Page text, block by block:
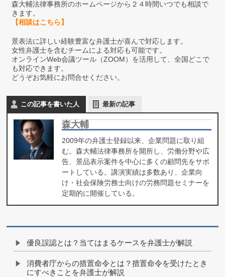
森大輔法律事務所のホームページから２４時間いつでも相談で
きます。
【相談はこちら】
景表法に詳しい経験豊富な弁護士が喜んで対応します。
女性弁護士を含むチームによる対応も可能です。
オンラインWeb会議ツール（ZOOM）を活用して、全国どこで
も対応できます。
どうぞお気軽にお問合せください。
この記事を書いた人 最新の記事
森大輔
2009年の弁護士登録以来、企業問題に取り組
む。森大輔法律事務所を開所し、労働分野や広
告、景品表示案件を中心に多くの顧問先をサポ
ートしている。講演実績は多数あり、企業向
け・社会保険労務士向けの労務問題セミナーを
定期的に開催している。
優良誤認とは？当てはまるケースを弁護士が解説
消費者庁からの措置命令とは？措置命令を受けたとき
にすべきことを弁護士が解説